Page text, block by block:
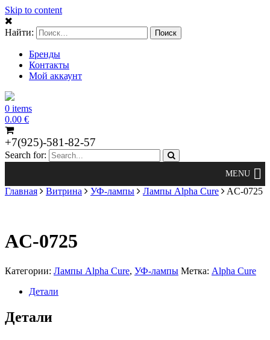
Skip to content
Найти:
Бренды
Контакты
Мой аккаунт
0 items
0.00 €
+7(925)-581-82-57
Search for:
Главная Витрина УФ-лампы Лампы Alpha Cure AC-0725
AC-0725
Категории: Лампы Alpha Cure, УФ-лампы Метка: Alpha Cure
Детали
Детали